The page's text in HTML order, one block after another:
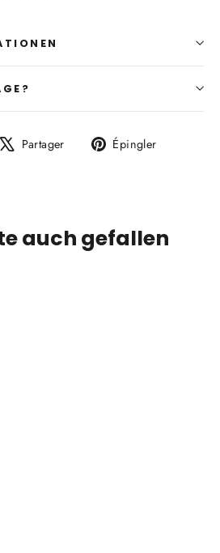
Partager
TweeterÉpingler
auch gefallen